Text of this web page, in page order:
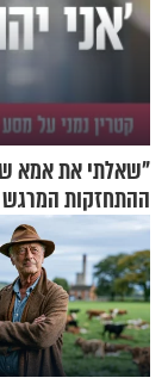
"שאלתי את אמא
ההתחזקות המרגש